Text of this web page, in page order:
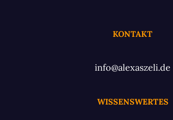
KONTAKT
info@alexaszeli.de
WISSENSWERTES